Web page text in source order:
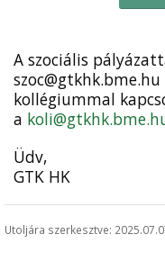
A szociális
kollégiummal
a
Üdv,
GTK HK
Utoljára szerkesztve: